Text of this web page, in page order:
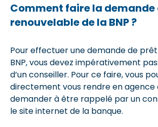
Comment faire la demande
renouvelable de la BNP ?
Pour effectuer une demande de
BNP, vous devez impérativement
d’un conseiller. Pour ce faire, vous
directement vous rendre en agence
demander à être rappelé par un
le site internet de la banque.